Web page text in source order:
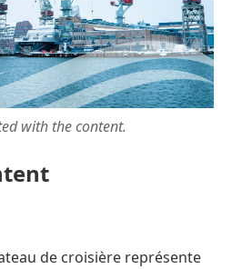
with the content.
de croisière représente